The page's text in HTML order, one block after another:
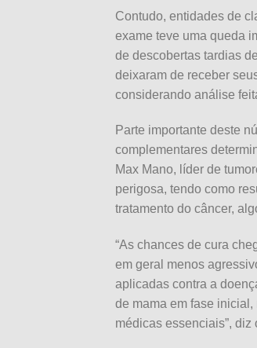
Contudo, entidades de
exame teve uma queda
de descobertas tardias
deixaram de receber
considerando análise
Parte importante deste
complementares
Max Mano, líder de
perigosa, tendo como
tratamento do câncer,
“As chances de cura
em geral menos
aplicadas contra a
de mama em fase
médicas essenciais”, diz